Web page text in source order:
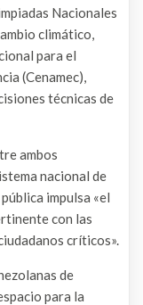
Nacionales
climático,
para el
(Cenamec),
técnicas de
ambos
nacional de
impulsa «el
con las
críticos».
de
para la